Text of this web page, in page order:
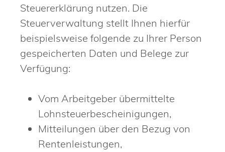
Steuererklärung nutzen. Die
Steuerverwaltung stellt Ihnen hierfür
beispielsweise folgende zu Ihrer Person
gespeicherten Daten und Belege zur
Verfügung:
Vom Arbeitgeber übermittelte
Lohnsteuerbescheinigungen,
Mitteilungen über den Bezug von
Rentenleistungen,